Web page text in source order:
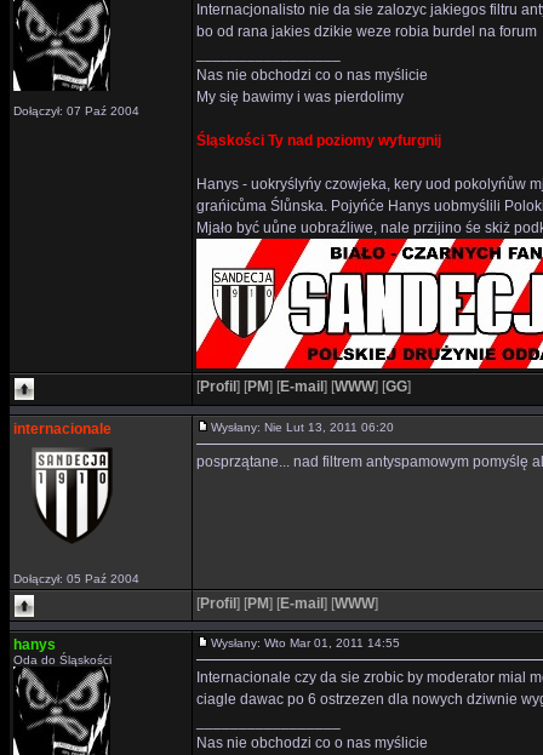
Dołączył: 07 Paź 2004
Internacjonalisto nie da sie zalozyc jakiegos filtru
bo od rana jakies dzikie weze robia burdel na forum
Nas nie obchodzi co o nas myślicie
My się bawimy i was pierdolimy
Śląskości Ty nad poziomy wyfurgnij
Hanys - uokryślyńy czowjeka, kery uod pokolyńůw
grańicůma Ślůnska. Pojyńće Hanys uobmyślili
Mjało być uůne uobraźliwe, nale przijino śe skiż
[Profil ] [PM] [E-mail ] [WWW] [GG]
internacionale
Dołączył: 05 Paź 2004
Wysłany: Nie Lut 13, 2011 06:20
posprzątane... nad filtrem antyspamowym pomyślę
[Profil ] [PM] [E-mail ] [WWW]
hanys
Oda do Śląskości
Wysłany: Wto Mar 01, 2011 14:55
Internacionale czy da sie zrobic by moderator mial
ciagle dawac po 6 ostrzezen dla nowych dziwnie
Nas nie obchodzi co o nas myślicie